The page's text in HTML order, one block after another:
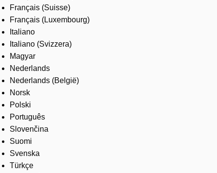
Français (Suisse)
Français (Luxembourg)
Italiano
Italiano (Svizzera)
Magyar
Nederlands
Nederlands (België)
Norsk
Polski
Português
Slovenčina
Suomi
Svenska
Türkçe